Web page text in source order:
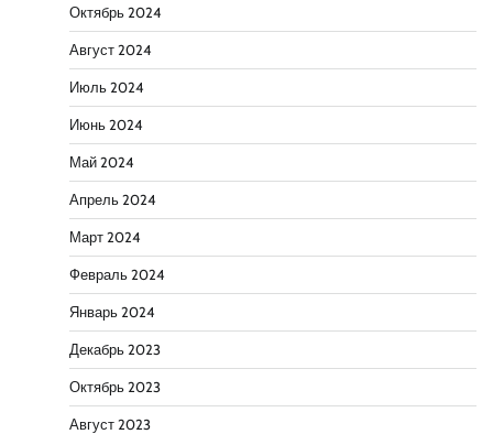
Октябрь 2024
Август 2024
Июль 2024
Июнь 2024
Май 2024
Апрель 2024
Март 2024
Февраль 2024
Январь 2024
Декабрь 2023
Октябрь 2023
Август 2023